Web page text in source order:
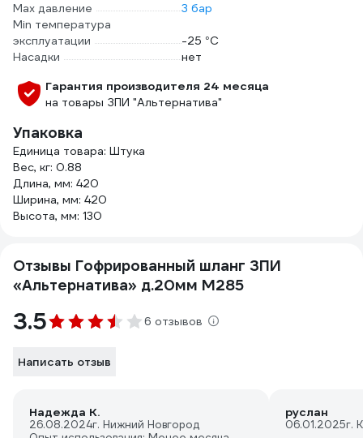
Max давление
3 бар
Min температура
эксплуатации
-25 °С
Насадки
нет
Гарантия производителя 24 месяца
на товары ЗПИ "Альтернатива"
Упаковка
Единица товара: Штука
Вес, кг: 0.88
Длина, мм: 420
Ширина, мм: 420
Высота, мм: 130
Отзывы Гофрированный шланг ЗПИ
«Альтернатива» д.20мм М285
3.5 6 отзывов
Написать отзыв
Надежда К.
26.08.2024г. Нижний Новгород
руслан
06.01.2025г.